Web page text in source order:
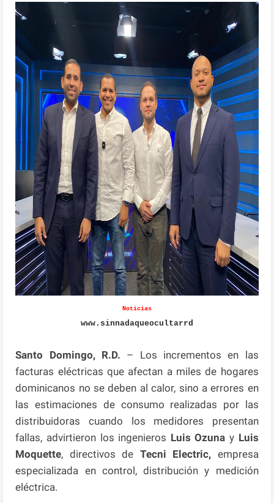
Noticias
www.sinnadaqueocultarrd
Santo Domingo, R.D. – Los incrementos en las
facturas eléctricas que afectan a miles de hogares
dominicanos no se deben al calor, sino a errores en
las estimaciones de consumo realizadas por las
distribuidoras cuando los medidores presentan
fallas, advirtieron los ingenieros Luis Ozuna yLuis
Moquette, directivos de Tecni Electric, empresa
especializada en control, distribución y medición
eléctrica.